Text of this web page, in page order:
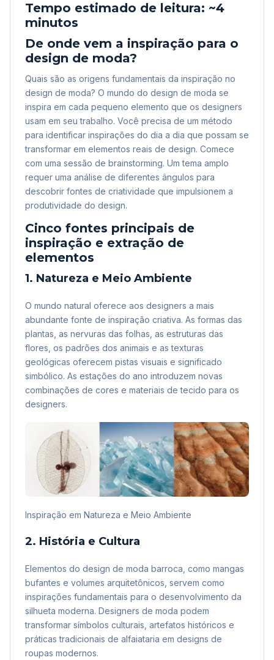
Tempo estimado de leitura: ~4
minutos
De onde vem a inspiração para o
design de moda?
Quais são as origens fundamentais da inspiração no
design de moda? O mundo do design de moda se
inspira em cada pequeno elemento que os designers
usam em seu trabalho. Você precisa de um método
para identificar inspirações do dia a dia que possam se
transformar em elementos reais de design. Comece
com uma sessão de brainstorming. Um tema amplo
requer uma análise de diferentes ângulos para
descobrir fontes de criatividade que impulsionem a
produtividade do design.
Cinco fontes principais de
inspiração e extração de
elementos
1. Natureza e Meio Ambiente
O mundo natural oferece aos designers a mais
abundante fonte de inspiração criativa. As formas das
plantas, as nervuras das folhas, as estruturas das
flores, os padrões dos animais e as texturas
geológicas oferecem pistas visuais e significado
simbólico. As estações do ano introduzem novas
combinações de cores e materiais de tecido para os
designers.
Inspiração em Natureza e Meio Ambiente
2. História e Cultura
Elementos do design de moda barroca, como mangas
bufantes e volumes arquitetônicos, servem como
inspirações fundamentais para o desenvolvimento da
silhueta moderna. Designers de moda podem
transformar símbolos culturais, artefatos históricos e
práticas tradicionais de alfaiataria em designs de
roupas modernos.